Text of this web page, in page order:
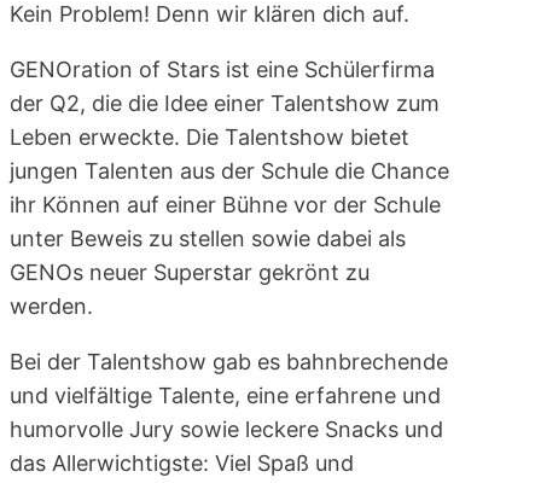
Kein Problem! Denn wir klären dich auf.
GENOration of Stars ist eine Schülerfirma
der Q2, die die Idee einer Talentshow zum
Leben erweckte. Die Talentshow bietet
jungen Talenten aus der Schule die Chance
ihr Können auf einer Bühne vor der Schule
unter Beweis zu stellen sowie dabei als
GENOs neuer Superstar gekrönt zu
werden.
Bei der Talentshow gab es bahnbrechende
und vielfältige Talente, eine erfahrene und
humorvolle Jury sowie leckere Snacks und
das Allerwichtigste: Viel Spaß und